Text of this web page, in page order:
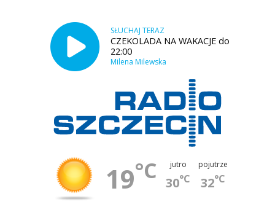
SŁUCHAJ TERAZ
CZEKOLADA NA WAKACJE do
22:00
Milena Milewska
19°C jutro
30°C
pojutrze
32°C